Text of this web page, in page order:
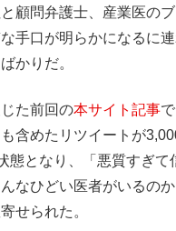
顧問弁護士、産業医の
手口が明らかになるに連
かりだ。
た前回の本サイト記事で
含めたリツイートが
態となり、「悪質すぎて
なひどい医者がいるのか
せられた。